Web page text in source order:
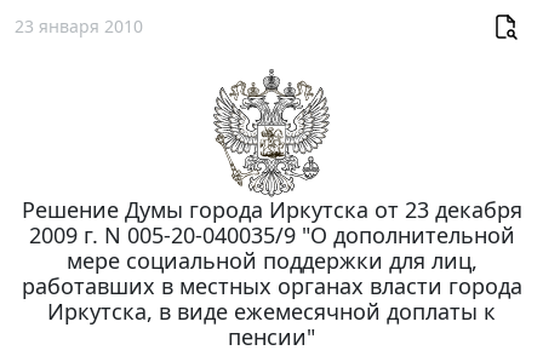
23 января 2010
Решение Думы города Иркутска от 23 декабря
2009 г. N 005-20-040035/9 "О дополнительной
мере социальной поддержки для лиц,
работавших в местных органах власти города
Иркутска, в виде ежемесячной доплаты к
пенсии"